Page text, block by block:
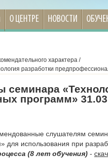
О ЦЕНТРЕ НОВОСТИ
характера /
разработки
семинара
программ»
слушателям
для использования при
(8 лет обучения) -